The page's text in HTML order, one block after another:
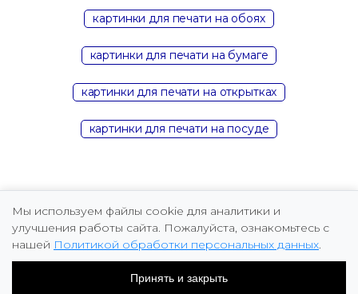
картинки для печати на обоях
картинки для печати на бумаге
картинки для печати на открытках
картинки для печати на посуде
Copyright © 2026 Marina Fomicheva
Мы используем файлы cookie для аналитики и
улучшения работы сайта. Пожалуйста, ознакомьтесь с
нашей Политикой обработки персональных данных.
Принять и закрыть